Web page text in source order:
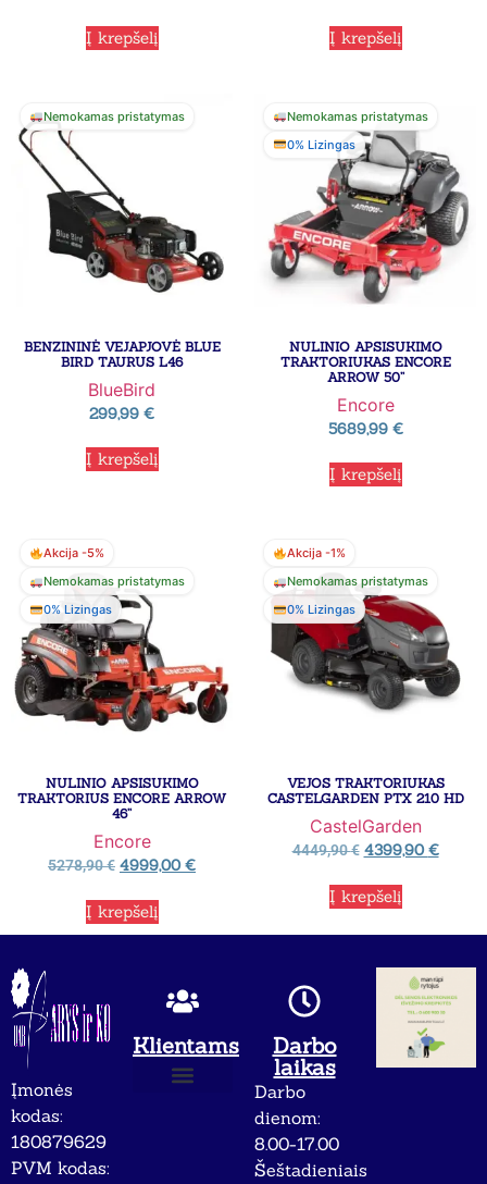
Į krepšelį Į krepšelį
Nemokamas pristatymas
BENZININĖ VEJAPJOVĖ BLUE
BIRD TAURUS L46
BlueBird
299,99 €
Į krepšelį
Nemokamas pristatymas
0% Lizingas
NULINIO APSISUKIMO
TRAKTORIUKAS ENCORE
ARROW 50”
Encore
5689,99 €
Į krepšelį
Akcija -5%
Nemokamas pristatymas
0% Lizingas
NULINIO APSISUKIMO
TRAKTORIUS ENCORE ARROW
46”
Encore
5278,90€ 4999,00€
Į krepšelį
Akcija -1%
Nemokamas pristatymas
0% Lizingas
VEJOS TRAKTORIUKAS
CASTELGARDEN PTX 210 HD
CastelGarden
4449,90€ 4399,90€
Į krepšelį
Įmonės
kodas:
180879629
PVM kodas:
Klientams
Darbo
laikas
Darbo
dienom:
8.00-17.00
Šeštadieniais